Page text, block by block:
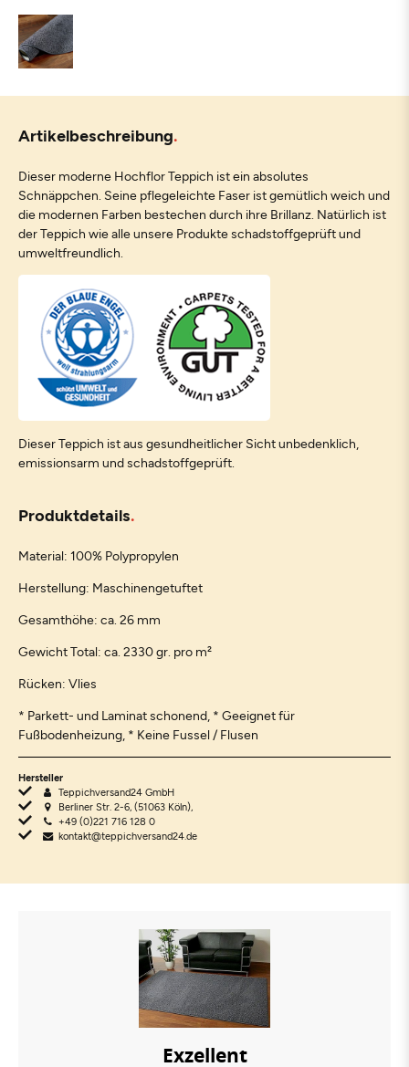
Artikelbeschreibung
Dieser moderne Hochflor Teppich ist ein absolutes
Schnäppchen. Seine pflegeleichte Faser ist gemütlich weich und
die modernen Farben bestechen durch ihre Brillanz. Natürlich ist
der Teppich wie alle unsere Produkte schadstoffgeprüft und
umweltfreundlich.
Dieser Teppich ist aus gesundheitlicher Sicht unbedenklich,
emissionsarm und schadstoffgeprüft.
Produktdetails
Material: 100% Polypropylen
Herstellung: Maschinengetuftet
Gesamthöhe: ca. 26 mm
Gewicht Total: ca. 2330 gr. pro m²
Rücken: Vlies
* Parkett- und Laminat schonend, * Geeignet für
Fußbodenheizung, * Keine Fussel / Flusen
Hersteller
Teppichversand24 GmbH
Berliner Str. 2-6, (51063 Köln),
+49 (0)221 716 128 0
kontakt@teppichversand24.de
Exzellent